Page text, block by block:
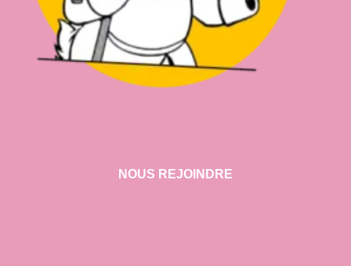
NOUS REJOINDRE